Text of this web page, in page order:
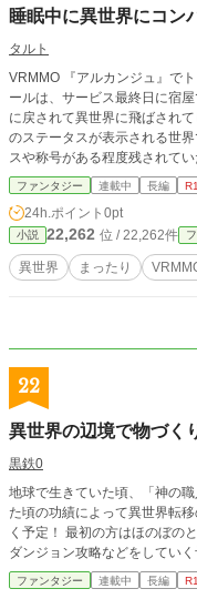
睡眠中に異世界にコン
タルト
VRMMO 『アルカンジュ』で
ールは、サービス最終日に宿
に戻されて異世界に飛ばされ
のステータスが表示される世
スや称号がある程度残されて
た異世界に2人はどこか親しみ
ゆっくりまったり攻略していく
ファンタジー 連載中 長編
24h.ポイント 0pt
小説 22,262 位 / 22,262件
異世界 まったり
22
異世界の辺境で物づく
黒鉄0
地球で生きていた頃、「神の
た頃の功績によって異世界転
く予定！ 最初の方はほのぼの
ダンジョン攻略などをしてい
ファンタジー 連載中 長編